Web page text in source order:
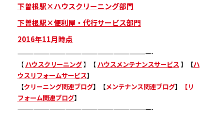
下曽根駅×ハウスクリーニング部門
下曽根駅×便利屋・代行サービス部門
2016年11月時点
—————————————————————————-
【 ハウスクリーニング】【 ハウスメンテナンスサービス 】【ハ
ウスリフォームサービス】
【クリーニング関連ブログ】【メンテナンス関連ブログ】
【リ
フォーム関連ブログ】
—————————————————————————-